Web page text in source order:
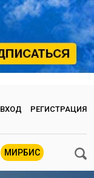
ВХОД РЕГИСТРАЦИЯ
МИРБИС